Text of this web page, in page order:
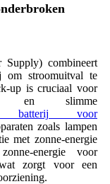
Supply) combineert
om stroomuitval te
up is cruciaal voor
en slimme
batterij voor
zoals lampen
met zonne-energie
energie voor
zorgt voor een